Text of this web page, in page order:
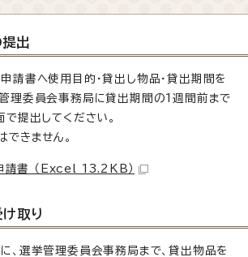
提出
請書へ使用目的・貸出し物品・貸出期間を
理委員会事務局に貸出期間の1週間前まで
で提出してください。
できません。
請書 （Excel 13.2KB）
け取り
、選挙管理委員会事務局まで、貸出物品を